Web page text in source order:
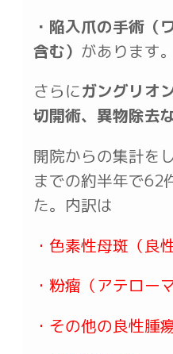
・陥入爪の手術（
含む） があります。
さらにガングリオ
切開術、異物除去
開院からの集計を
までの約半年で62
た。内訳は
・色素性母斑（良
・粉瘤（アテロー
・その他の良性腫